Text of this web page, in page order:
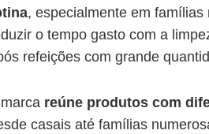
, especialmente em famílias
o tempo gasto com a
refeições com grande
reúne produtos com
casais até famílias